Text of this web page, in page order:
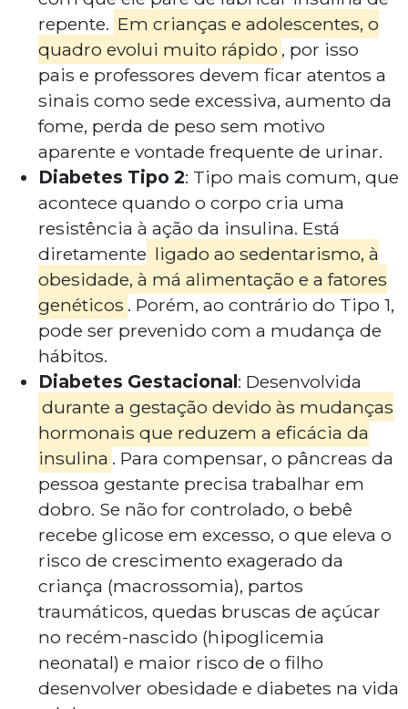
repente. Em crianças e adolescentes, o
quadro evolui muito rápido , por isso
pais e professores devem ficar atentos a
sinais como sede excessiva, aumento da
fome, perda de peso sem motivo
aparente e vontade frequente de urinar.
Diabetes Tipo 2: Tipo mais comum, que
acontece quando o corpo cria uma
resistência à ação da insulina. Está
diretamente ligado ao sedentarismo, à
obesidade, à má alimentação e a fatores
genéticos . Porém, ao contrário do Tipo 1,
pode ser prevenido com a mudança de
hábitos.
Diabetes Gestacional: Desenvolvida
durante a gestação devido às mudanças
hormonais que reduzem a eficácia da
insulina . Para compensar, o pâncreas da
pessoa gestante precisa trabalhar em
dobro. Se não for controlado, o bebê
recebe glicose em excesso, o que eleva o
risco de crescimento exagerado da
criança (macrossomia), partos
traumáticos, quedas bruscas de açúcar
no recém-nascido (hipoglicemia
neonatal) e maior risco de o filho
desenvolver obesidade e diabetes na vida